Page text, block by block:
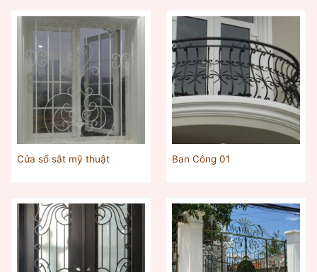
Cửa sổ sắt mỹ thuật Ban Công 01